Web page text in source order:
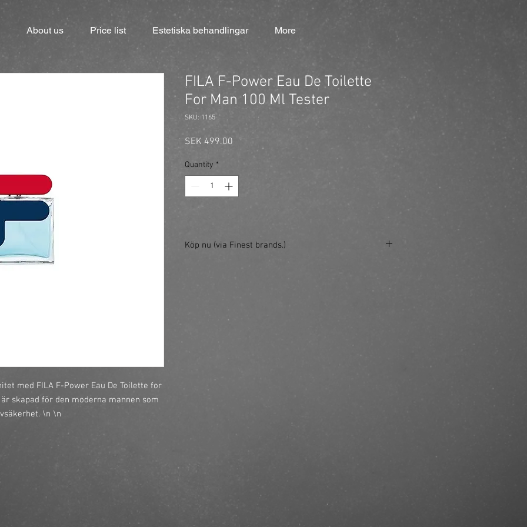
About us Price list Estetiska behandlingar More
med FILA F-Power Eau De Toilette for
skapad för den moderna mannen som
\n \n
FILA F-Power Eau De Toilette
For Man 100 Ml Tester
SKU: 1165
SEK 499.00 Price
Quantity *
Köp nu (via Finest brands.)